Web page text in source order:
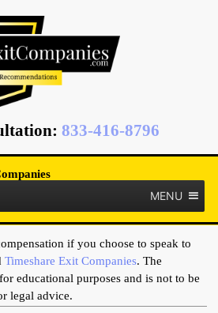
: 833-416-8796
MENU
if you choose to speak to
Timeshare Exit Companies. The
educational purposes and is not to be
legal advice.